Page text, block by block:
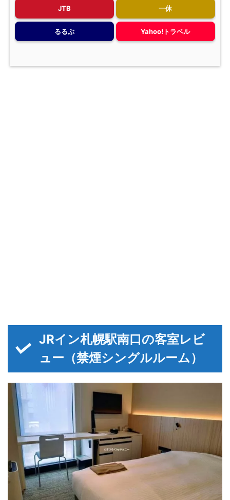
JTB 一休
るるぶ Yahoo!トラベル
JRイン札幌駅南口の客室レビ
ュー（禁煙シングルルーム）